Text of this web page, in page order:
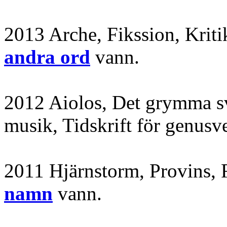
2013 Arche, Fikssion,
andra ord vann.
2012 Aiolos, Det grymma
musik, Tidskrift för
2011 Hjärnstorm,
namn vann.